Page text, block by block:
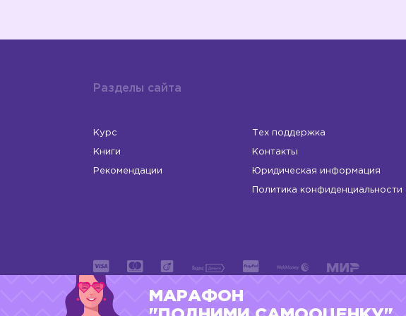
Разделы сайта
Курс
Книги
Рекомендации
Тех поддержка
Контакты
Юридическая информация
Политика конфиденциальности
ИП Левчук Людмила Николаевна
МАРАФОН